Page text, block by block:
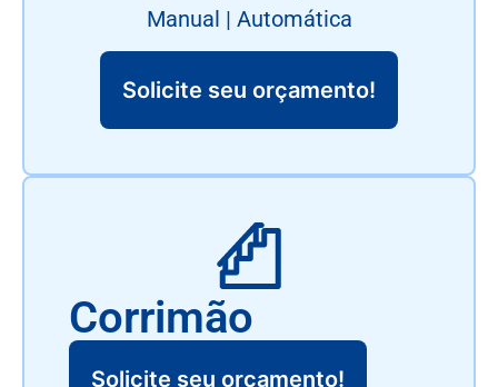
Manual | Automática
Solicite seu orçamento!
Corrimão
Solicite seu orçamento!